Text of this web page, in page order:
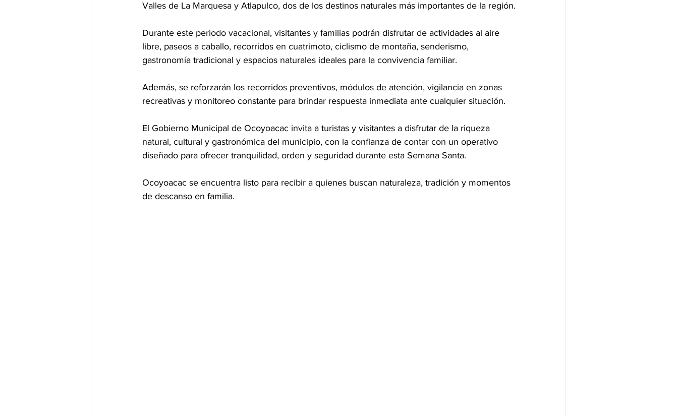
Valles de La Marquesa y Atlapulco, dos de los destinos naturales más importantes de la región.
Durante este periodo vacacional, visitantes y familias podrán disfrutar de actividades al aire
libre, paseos a caballo, recorridos en cuatrimoto, ciclismo de montaña, senderismo,
gastronomía tradicional y espacios naturales ideales para la convivencia familiar.
Además, se reforzarán los recorridos preventivos, módulos de atención, vigilancia en zonas
recreativas y monitoreo constante para brindar respuesta inmediata ante cualquier situación.
El Gobierno Municipal de Ocoyoacac invita a turistas y visitantes a disfrutar de la riqueza
natural, cultural y gastronómica del municipio, con la confianza de contar con un operativo
diseñado para ofrecer tranquilidad, orden y seguridad durante esta Semana Santa.
Ocoyoacac se encuentra listo para recibir a quienes buscan naturaleza, tradición y momentos
de descanso en familia.